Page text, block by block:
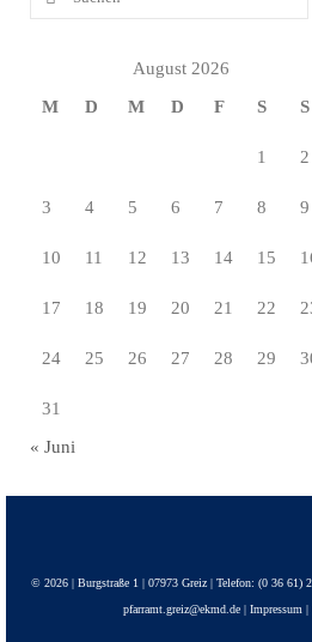
nach:
August 2026
M
D M D F S S
1 2
3 4 5 6 7 8 9
10 11 12 13 14 15
17 18 19 20 21 22
24 25 26 27 28 29
31
« Juni
© 2026 | Burgstraße 1 | 07973 Greiz | Telefon: (0 36 61)
pfarramt.greiz@ekmd.de | Impressum |